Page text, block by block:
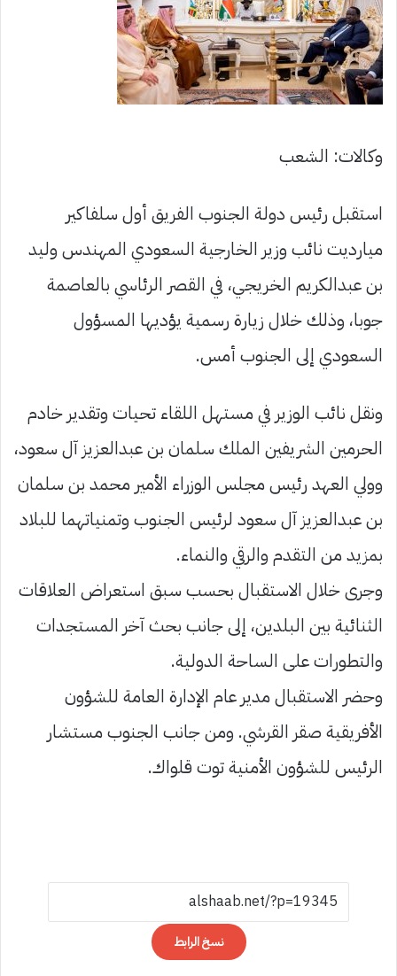
وكالات: الشعب
استقبل رئيس دولة الجنوب الفريق أول سلفاكير
ميارديت نائب وزير الخارجية السعودي المهندس وليد
بن عبدالكريم الخريجي، في القصر الرئاسي بالعاصمة
جوبا، وذلك خلال زيارة رسمية يؤديها المسؤول
السعودي إلى الجنوب أمس.
ونقل نائب الوزير في مستهل اللقاء تحيات وتقدير خادم
الحرمين الشريفين الملك سلمان بن عبدالعزيز آل سعود،
وولي العهد رئيس مجلس الوزراء الأمير محمد بن سلمان
بن عبدالعزيز آل سعود لرئيس الجنوب وتمنياتهما للبلاد
بمزيد من التقدم والرقي والنماء.
وجرى خلال الاستقبال بحسب سبق استعراض العلاقات
الثنائية بين البلدين، إلى جانب بحث آخر المستجدات
والتطورات على الساحة الدولية.
وحضر الاستقبال مدير عام الإدارة العامة للشؤون
الأفريقية صقر القرشي. ومن جانب الجنوب مستشار
الرئيس للشؤون الأمنية توت قلواك.
نسخ الرابط